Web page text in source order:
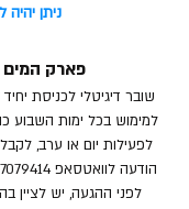
ניתן יהיה
פארק המים
שובר דיגיטלי לכניסת
למימוש בכל ימות השבוע
לפעילות יום או ערב,
הודעה לוואטסאפ
לפני ההגעה, יש לציין